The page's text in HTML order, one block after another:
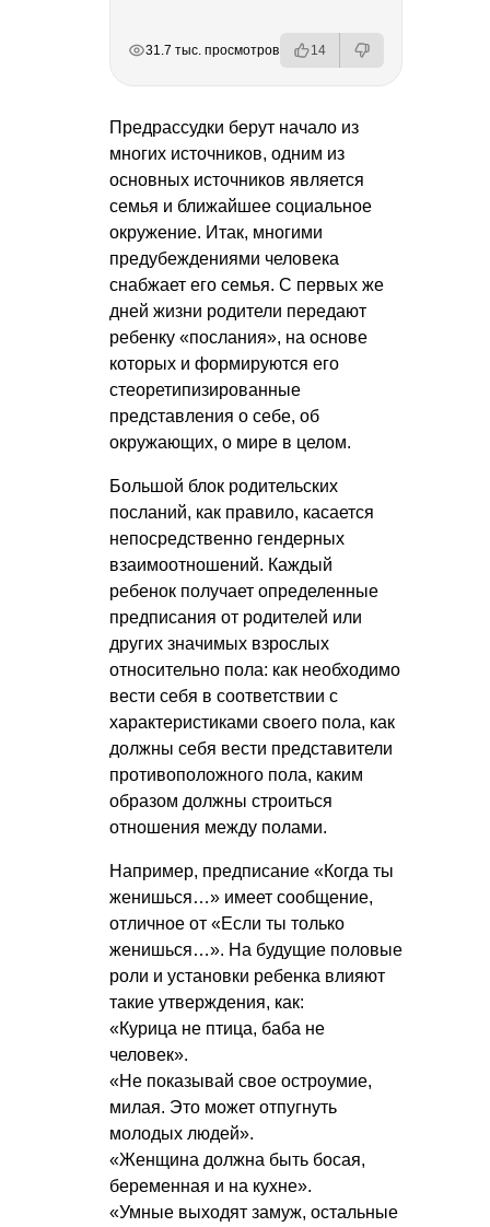
31.7 тыс. просмотров 14
Предрассудки берут начало из
многих источников, одним из
основных источников является
семья и ближайшее социальное
окружение. Итак, многими
предубеждениями человека
снабжает его семья. С первых же
дней жизни родители передают
ребенку «послания», на основе
которых и формируются его
стеоретипизированные
представления о себе, об
окружающих, о мире в целом.
Большой блок родительских
посланий, как правило, касается
непосредственно гендерных
взаимоотношений. Каждый
ребенок получает определенные
предписания от родителей или
других значимых взрослых
относительно пола: как необходимо
вести себя в соответствии с
характеристиками своего пола, как
должны себя вести представители
противоположного пола, каким
образом должны строиться
отношения между полами.
Например, предписание «Когда ты
женишься…» имеет сообщение,
отличное от «Если ты только
женишься…». На будущие половые
роли и установки ребенка влияют
такие утверждения, как:
«Курица не птица, баба не
человек».
«Не показывай свое остроумие,
милая. Это может отпугнуть
молодых людей».
«Женщина должна быть босая,
беременная и на кухне».
«Умные выходят замуж, остальные